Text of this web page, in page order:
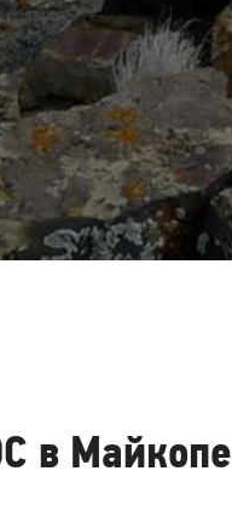
в Майкопе